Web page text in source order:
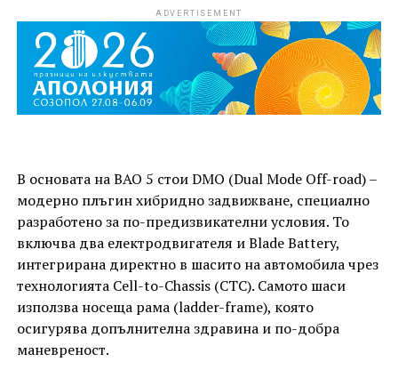
ADVERTISEMENT
В основата на BAO 5 стои DMO (Dual Mode Off-road) –
модерно плъгин хибридно задвижване, специално
разработено за по-предизвикателни условия. То
включва два електродвигателя и Blade Battery,
интегрирана директно в шасито на автомобила чрез
технологията Cell-to-Chassis (CTC). Самото шаси
използва носеща рама (ladder-frame), която
осигурява допълнителна здравина и по-добра
маневреност.